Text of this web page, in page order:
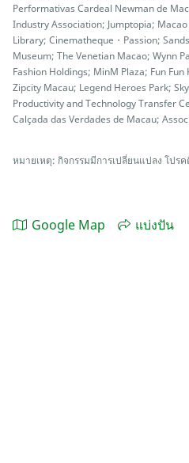
Performativas Cardeal Newman de
Industry Association; Jumptopia;
Library; Cinematheque・Passion;
Museum; The Venetian Macao; Wynn
Fashion Holdings; MinM Plaza; Fun
Zipcity Macau; Legend Heroes Park;
Productivity and Technology Transfer
Calçada das Verdades de Macau;
หมายเหตุ: กิจกรรมมีการเปลี่ยนแปลง โปร
Google Map แบ่งปัน